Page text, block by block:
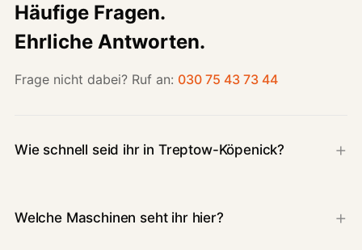
Häufige Fragen.
Ehrliche Antworten.
Frage nicht dabei? Ruf an: 030 75 43 73 44
Wie schnell seid ihr in Treptow-Köpenick?
Welche Maschinen seht ihr hier?